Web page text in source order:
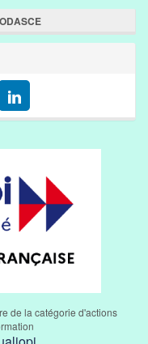
de la catégorie d'actions